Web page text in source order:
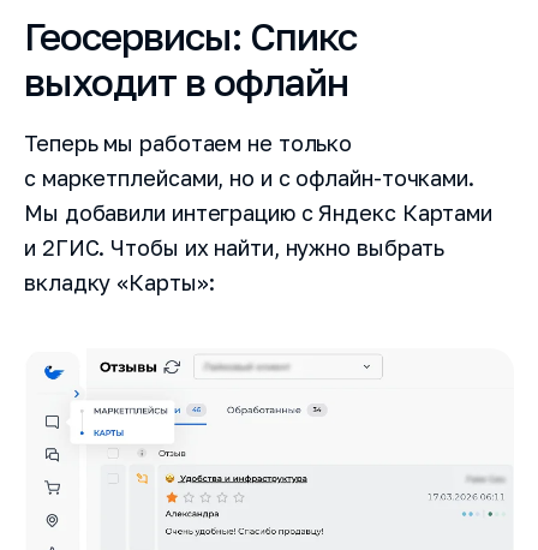
Геосервисы: Спикс
выходит в офлайн
Теперь мы работаем не только
с маркетплейсами, но и с офлайн-точками.
Мы добавили интеграцию с Яндекс Картами
и 2ГИС. Чтобы их найти, нужно выбрать
вкладку «Карты»: